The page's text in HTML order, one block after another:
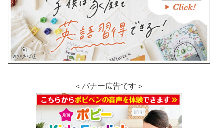
＜バナー広告です＞